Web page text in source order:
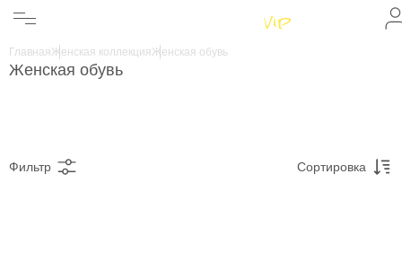
Бренды
ГлавнаяЖенская коллекцияЖенская обувь
Женская обувь
Фильтр Сортировка